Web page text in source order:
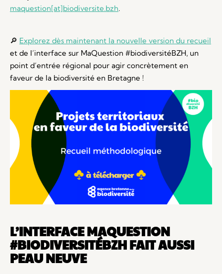
maquestion[at]biodiversite.bzh.
🔎 Explorez dès maintenant la nouvelle version du recueil
et de l’interface sur MaQuestion #biodiversitéBZH, un
point d’entrée régional pour agir concrètement en
faveur de la biodiversité en Bretagne !
L’INTERFACE MAQUESTION
#BIODIVERSITÉBZH FAIT AUSSI
PEAU NEUVE